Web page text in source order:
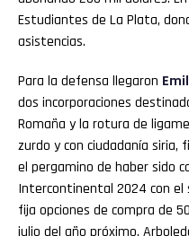
Estudiantes de La Plata,
asistencias.
Para la defensa llegaron
dos incorporaciones
Romaña y la rotura de
zurdo y con ciudadanía
el pergamino de haber sido
Intercontinental 2024 con el
fija opciones de compra de
julio del año próximo.